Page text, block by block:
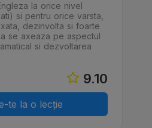
la orice nivel
si pentru orice varsta,
dezinvolta si foarte
se axeaza pe aspectul
si dezvoltarea
9.10
te la o lecție